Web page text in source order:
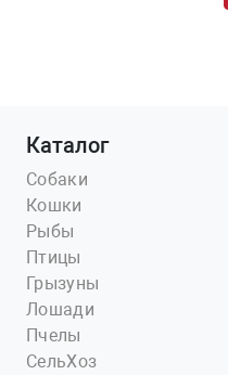
Каталог
Собаки
Кошки
Рыбы
Птицы
Грызуны
Лошади
Пчелы
СельХоз